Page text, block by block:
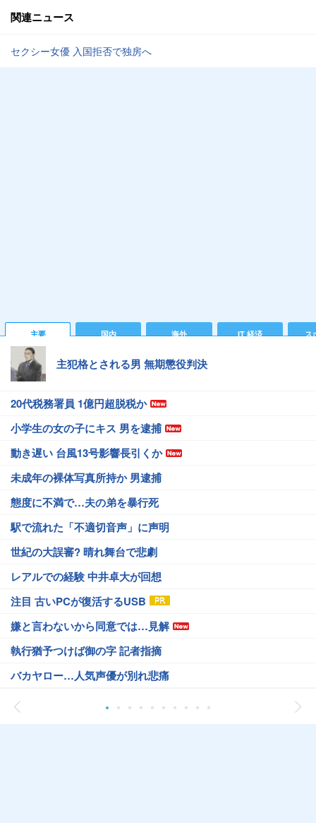
関連ニュース
セクシー女優 入国拒否で独房へ
主要 国内 海外 IT 経済 ス
主犯格とされる男 無期懲役判決
20代税務署員 1億円超脱税か
小学生の女の子にキス 男を逮捕
動き遅い 台風13号影響長引くか
未成年の裸体写真所持か 男逮捕
態度に不満で…夫の弟を暴行死
駅で流れた「不適切音声」に声明
世紀の大誤審? 晴れ舞台で悲劇
レアルでの経験 中井卓大が回想
注目 古いPCが復活するUSB
嫌と言わないから同意では…見解
執行猶予つけば御の字 記者指摘
バカヤロー…人気声優が別れ悲痛